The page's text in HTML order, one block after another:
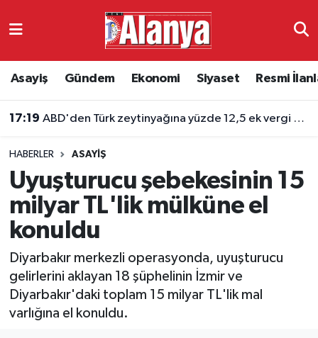
Asayiş Gündem Ekonomi Siyaset Resmi
17:19 ABD'den Türk zeytinyağına yüzde 12,5 ek vergi kararı
HABERLER ASAYIŞ
Uyuşturucu şebekesinin 15
milyar TL'lik mülküne el
konuldu
Diyarbakır merkezli operasyonda, uyuşturucu
gelirlerini aklayan 18 şüphelinin İzmir ve
Diyarbakır'daki toplam 15 milyar TL'lik mal
varlığına el konuldu.
Ekonomi
Resmi İlanlar
Alanyaspor
Turizm
E-Gazete
Antalya Namaz Vakitleri
Antalya Trafik Yoğunluk Haritası
Süper Lig Puan Durumu ve Fikstür
Tüm Manşetler
Son Dakika Haberleri
Haber Arşivi